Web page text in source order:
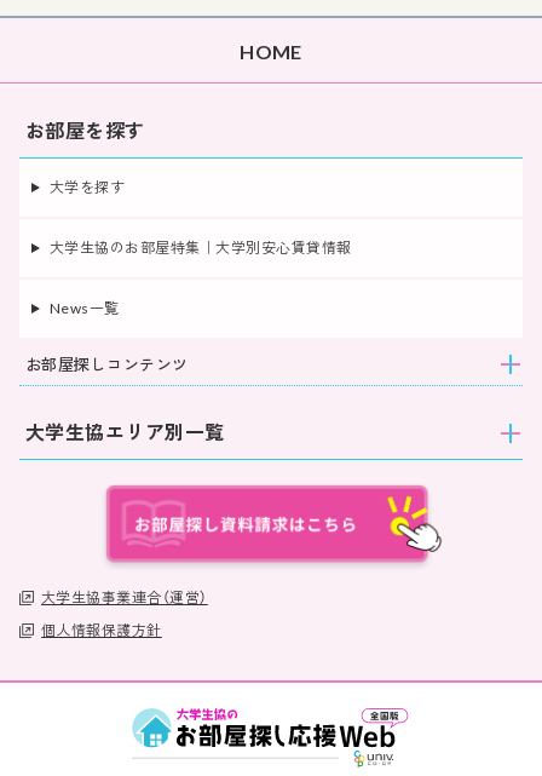
HOME
お部屋を探す
大学を探す
大学生協のお部屋特集｜大学別安心賃貸情報
News一覧
お部屋探しコンテンツ
大学生協エリア別一覧
大学生協事業連合（運営）
個人情報保護方針